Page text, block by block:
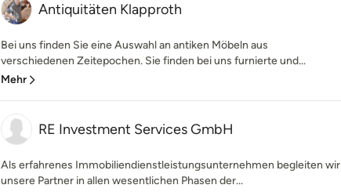
Antiquitäten Klapproth
Bei uns finden Sie eine Auswahl an antiken Möbeln aus
verschiedenen Zeitepochen. Sie finden bei uns furnierte und...
Mehr
RE Investment Services GmbH
Als erfahrenes Immobiliendienstleistungsunternehmen begleiten wir
unsere Partner in allen wesentlichen Phasen der...